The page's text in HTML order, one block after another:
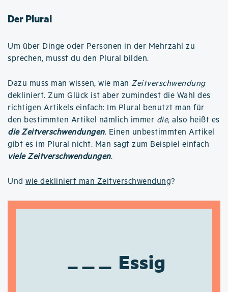
Der Plural
Um über Dinge oder Personen in der Mehrzahl zu
sprechen, musst du den Plural bilden.
Dazu muss man wissen, wie man Zeitverschwendung
dekliniert. Zum Glück ist aber zumindest die Wahl des
richtigen Artikels einfach: Im Plural benutzt man für
den bestimmten Artikel nämlich immer die, also heißt es
die Zeitverschwendungen. Einen unbestimmten Artikel
gibt es im Plural nicht. Man sagt zum Beispiel einfach
viele Zeitverschwendungen.
Und wie dekliniert man Zeitverschwendung?
Essig